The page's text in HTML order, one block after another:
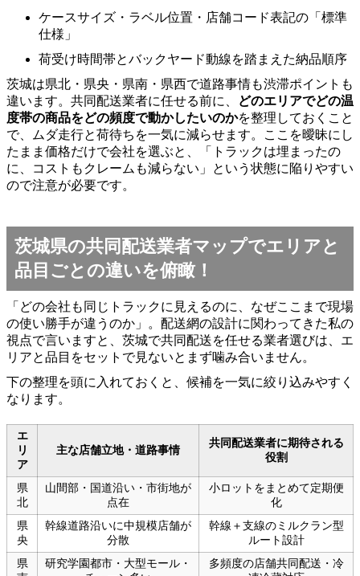
ケースサイズ・ラベル位置・店舗コード表記の「標準
仕様」
荷受け時間帯とバックヤード動線を踏まえた納品順序
茨城は県北・県央・県南・県西で道路事情も渋滞ポイントも
違います。共同配送業者に任せる前に、
どのエリアでどの温
度帯の商品をどの頻度で動かしたいのかを整理しておくこと
で、ムダ走行と荷待ちを一気に減らせます。ここを曖昧にし
たまま価格だけで会社を選ぶと、「トラックは埋まったの
に、コストもクレームも減らない」という状態に陥りやすい
ので注意が必要です。
茨城県の共同配送業者マップでエリアと
品目ごとの違いを俯瞰！
「どの会社も同じトラックに見えるのに、なぜここまで現場
の使い勝手が違うのか」。配送網の設計に関わってきた私の
視点で言いますと、茨城で共同配送を任せる業者選びは、エ
リアと品目をセットで見ないとまず噛み合いません。
下の整理を頭に入れておくと、候補を一気に絞り込みやすく
なります。
エ
リ
ア
主な店舗立地・道路事情
共同配送業者に期待される
役割
県
北
山間部・国道沿い・市街地が
点在
小ロットをまとめて定期便
化
県
央
幹線道路沿いに中規模店舗が
分散
幹線＋支線のミルクラン型
ルート設計
県
研究学園都市・大型モール・
多頻度の店舗共同配送・冷